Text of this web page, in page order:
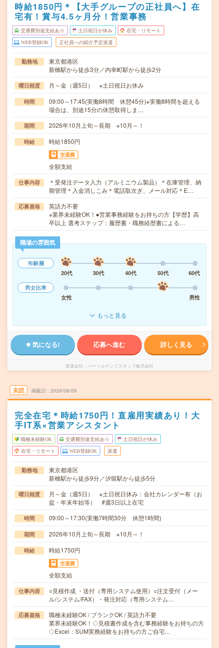
時給1850円＊【大手グループの正社員へ】在
宅有！賞与4.5ヶ月分！営業事務
交通費別途支給あり 土日祝日が休み 在宅・リモート
WEB登録OK 正社員への紹介予定派遣
勤務地
東京都港区
新橋駅から徒歩3分／内幸町駅から徒歩2分
曜日頻度 月～金（週5日） ※土日祝日お休み
時間
09:00～17:45(実働8時間 休憩45分)※実働8時間を超える
場合は、別途15分の休憩取得しま…
期間 2026年10月上旬～長期 ※10月～！
時給 時給1850円
交通費
全額支給
仕事内容
＊受発注データ入力（アルミニウム製品）＊在庫管理、納
期管理＊入金消しこみ＊電話取次ぎ、メール対応＊E…
応募資格
英語力不要
※業界未経験OK！●営業事務経験をお持ちの方【学歴】高
卒以上 選考ステップ：履歴書・職務経歴書による…
職場の雰囲気
年齢層
20代
30代 40代 50代
60代
男女比率
女性
男性
もっと見る
気になる! 応募へ進む 詳しく見る
派遣会社 パーソルテンプスタッフ株式会社
未読 掲載日 2026/08/09
完全在宅＊時給1750円！直雇用実績あり！大
手IT系×営業アシスタント
職種未経験OK 交通費別途支給あり 土日祝日が休み
在宅・リモート WEB登録OK 派遣
勤務地
東京都港区
新橋駅から徒歩9分／汐留駅から徒歩5分
曜日頻度
月～金（週5日） ※土日祝日休み：会社カレンダー有（お
盆・年末年始等） #週3日以上在宅
時間 09:00～17:30(実働7時間30分 休憩1時間)
期間 2026年10月上旬～長期 ※10月～！
時給 時給1750円
交通費
全額支給
仕事内容
○見積作成 ・送付（専用システム使用）○注文受付（メー
ル/システム/FAX）・発注対応（専用システム…
応募資格
職種未経験OK / ブランクOK / 英語力不要
業界未経験OK！◇見積書作成を含む事務経験をお持ちの方
◇Excel：SUM実務経験をお持ちの方ご自宅…